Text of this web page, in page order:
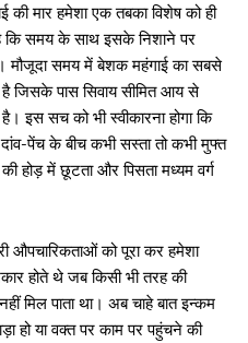
मार हमेशा एक तबका विशेष को ही
कि समय के साथ इसके निशाने पर
मौजूदा समय में बेशक महंगाई का सबसे
है जिसके पास सिवाय सीमित आय से
इस सच को भी स्वीकारना होगा कि
पेंच के बीच कभी सस्ता तो कभी मुफ्त
होड़ में छूटता और पिसता मध्यम वर्ग
औपचारिकताओं को पूरा कर हमेशा
होते थे जब किसी भी तरह की
मिल पाता था। अब चाहे बात इन्कम
हो या वक्त पर काम पर पहुंचने की